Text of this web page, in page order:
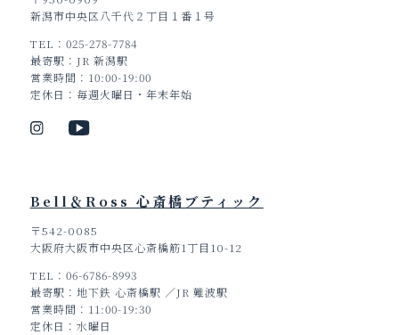
新潟市中央区八千代２丁目１番１号
TEL
025-278-7784
最寄駅
JR 新潟駅
営業時間
10:00-19:00
定休日
毎週火曜日・年末年始
Bell＆Ross 心斎橋ブティック
〒542-0085
大阪府大阪市中央区心斎橋筋1丁目10-12
TEL
06-6786-8993
最寄駅
地下鉄 心斎橋駅 ／JR 難波駅
営業時間
11:00-19:30
定休日
水曜日